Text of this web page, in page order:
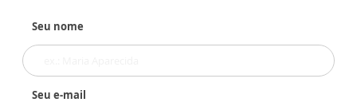
Seu nome
Seu e-mail